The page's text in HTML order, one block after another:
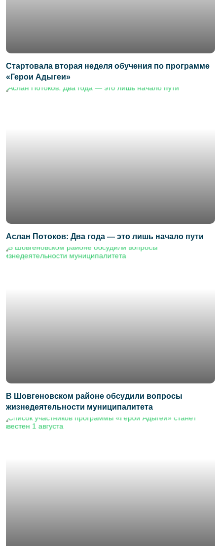
Стартовала вторая неделя обучения по программе
«Герои Адыгеи»
Аслан Потоков: Два года — это лишь начало пути
В Шовгеновском районе обсудили вопросы
жизнедеятельности муниципалитета